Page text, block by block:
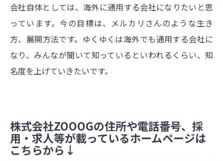
会社自体としては、海外に通用する会社になりたいと思
っています。今の目標は、メルカリさんのような生き
方、展開方法です。ゆくゆくは海外でも通用する会社に
なり、みんなが聞いて知っているといわれるくらい、知
名度を上げていきたいです。
株式会社ZOOOGの住所や電話番号、採
用・求人等が載っているホームページは
こちらから↓